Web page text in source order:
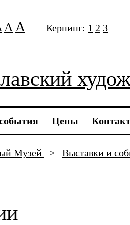
A A Кернинг: 1 2 3
Цены
Музей > Выставки и